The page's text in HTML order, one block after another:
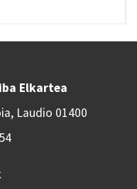
Elkartea
Laudio 01400